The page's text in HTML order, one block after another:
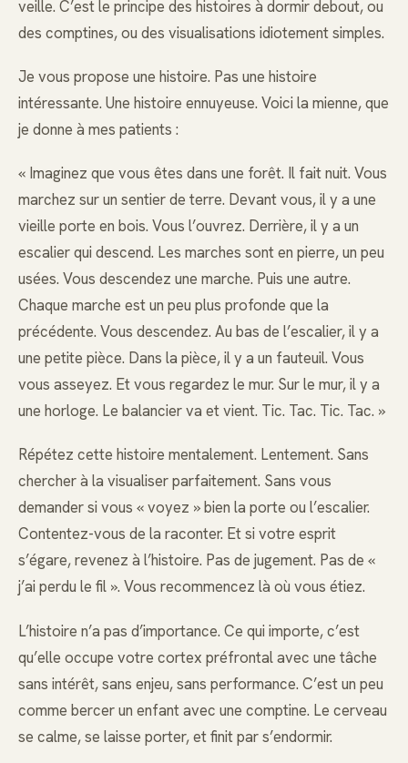
veille. C’est le principe des histoires à dormir debout, ou
des comptines, ou des visualisations idiotement simples.
Je vous propose une histoire. Pas une histoire
intéressante. Une histoire ennuyeuse. Voici la mienne, que
je donne à mes patients :
« Imaginez que vous êtes dans une forêt. Il fait nuit. Vous
marchez sur un sentier de terre. Devant vous, il y a une
vieille porte en bois. Vous l’ouvrez. Derrière, il y a un
escalier qui descend. Les marches sont en pierre, un peu
usées. Vous descendez une marche. Puis une autre.
Chaque marche est un peu plus profonde que la
précédente. Vous descendez. Au bas de l’escalier, il y a
une petite pièce. Dans la pièce, il y a un fauteuil. Vous
vous asseyez. Et vous regardez le mur. Sur le mur, il y a
une horloge. Le balancier va et vient. Tic. Tac. Tic. Tac. »
Répétez cette histoire mentalement. Lentement. Sans
chercher à la visualiser parfaitement. Sans vous
demander si vous « voyez » bien la porte ou l’escalier.
Contentez-vous de la raconter. Et si votre esprit
s’égare, revenez à l’histoire. Pas de jugement. Pas de «
j’ai perdu le fil ». Vous recommencez là où vous étiez.
L’histoire n’a pas d’importance. Ce qui importe, c’est
qu’elle occupe votre cortex préfrontal avec une tâche
sans intérêt, sans enjeu, sans performance. C’est un peu
comme bercer un enfant avec une comptine. Le cerveau
se calme, se laisse porter, et finit par s’endormir.